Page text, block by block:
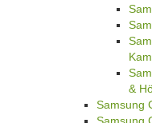
&
Samsung